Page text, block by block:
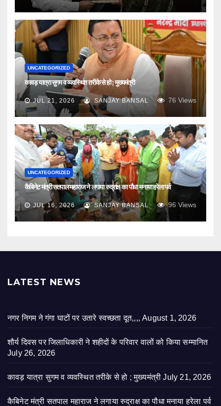
UNCATEGORIZED
कावड़ यात्रा सुगम व व्यवस्थित तरीके से हो ; मुख्यमंत्री
JUL 21, 2026 SANJAY BANSAL 76 Views
UNCATEGORIZED
कैबिनेट मंत्री सतपाल महाराज ने लगाया रुद्राक्ष का पौधा मनाया हरेला पर्व
JUL 16, 2026 SANJAY BANSAL 96 Views
LATEST NEWS
नगर निगम ने गंगा घाटों पर उतारे स्वच्छता दूत,,,, August 1, 2026
शौर्य दिवस पर जिलाधिकारी ने शहीदों के परिवार वालों को किया सम्मानित
July 26, 2026
कावड़ यात्रा सुगम व व्यवस्थित तरीके से हो ; मुख्यमंत्री July 21, 2026
कैबिनेट मंत्री सतपाल महाराज ने लगाया रुद्राक्ष का पौधा मनाया हरेला पर्व